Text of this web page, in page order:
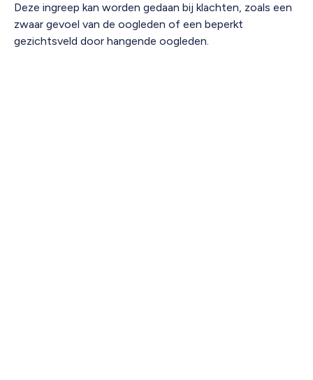
Deze ingreep kan worden gedaan bij klachten, zoals een
zwaar gevoel van de oogleden of een beperkt
gezichtsveld door hangende oogleden.